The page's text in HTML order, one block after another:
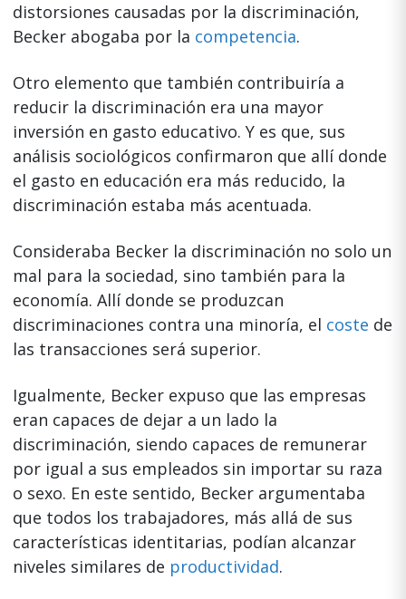
distorsiones causadas por la discriminación,
Becker abogaba por la competencia.
Otro elemento que también contribuiría a
reducir la discriminación era una mayor
inversión en gasto educativo. Y es que, sus
análisis sociológicos confirmaron que allí donde
el gasto en educación era más reducido, la
discriminación estaba más acentuada.
Consideraba Becker la discriminación no solo un
mal para la sociedad, sino también para la
economía. Allí donde se produzcan
discriminaciones contra una minoría, el coste de
las transacciones será superior.
Igualmente, Becker expuso que las empresas
eran capaces de dejar a un lado la
discriminación, siendo capaces de remunerar
por igual a sus empleados sin importar su raza
o sexo. En este sentido, Becker argumentaba
que todos los trabajadores, más allá de sus
características identitarias, podían alcanzar
niveles similares de productividad.